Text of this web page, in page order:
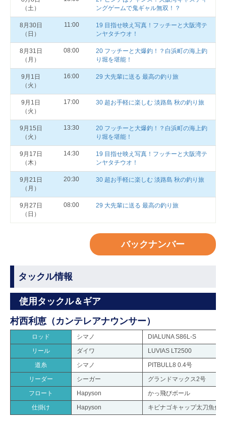
（土）
ングゲームで鬼ギャル無双！？
8月30日
（日）
11:00
19 目指せ映え写真！フッチーと大阪湾テ
ンヤタチウオ！
8月31日
（月）
08:00
20 フッチーと大爆釣！？白浜町の海上釣
り堀を堪能！
9月1日
（火）
16:00 29 大先輩に送る 最高の釣り旅
9月1日
（火）
17:00 30 超お手軽に楽しむ 淡路島 秋の釣り旅
9月15日
（火）
13:30
20 フッチーと大爆釣！？白浜町の海上釣
り堀を堪能！
9月17日
（木）
14:30
19 目指せ映え写真！フッチーと大阪湾テ
ンヤタチウオ！
9月21日
（月）
20:30 30 超お手軽に楽しむ 淡路島 秋の釣り旅
9月27日
（日）
08:00 29 大先輩に送る 最高の釣り旅
バックナンバー
タックル情報
使用タックル＆ギア
村西利恵（カンテレアナウンサー）
ロッド シマノ
DIALUNA S86L-S
リール
ダイワ
LUVIAS LT2500
道糸
シマノ
PITBULL8 0.4号
リーダー
シーガー
グランドマックス2号
フロート
Hapyson
かっ飛びボール
仕掛け
Hapyson キビナゴキャップ太刀魚仕